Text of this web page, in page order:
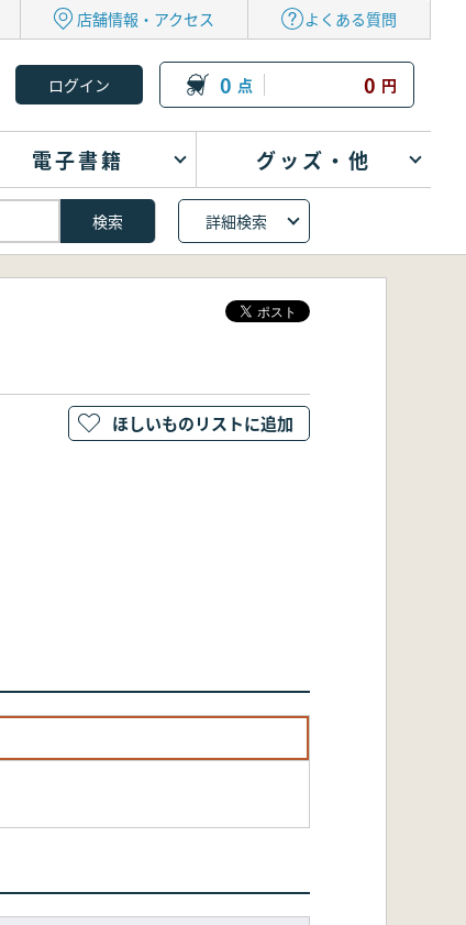
店舗情報・アクセス よくある質問
0 点 0 円
電子書籍 グッズ・他
詳細検索
ほしいものリストに追加